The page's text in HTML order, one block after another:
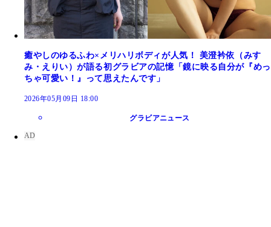
癒やしのゆるふわ×メリハリボディが人気！ 美澄衿依（みす
み・えりい）が語る初グラビアの記憶「鏡に映る自分が『めっ
ちゃ可愛い！』って思えたんです」
2026年05月09日 18:00
グラビアニュース